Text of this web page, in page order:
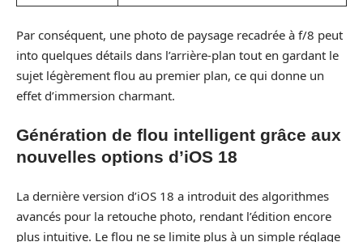
Par conséquent, une photo de paysage recadrée à f/8 peut
into quelques détails dans l’arrière-plan tout en gardant le
sujet légèrement flou au premier plan, ce qui donne un
effet d’immersion charmant.
Génération de flou intelligent grâce aux
nouvelles options d’iOS 18
La dernière version d’iOS 18 a introduit des algorithmes
avancés pour la retouche photo, rendant l’édition encore
plus intuitive. Le flou ne se limite plus à un simple réglage